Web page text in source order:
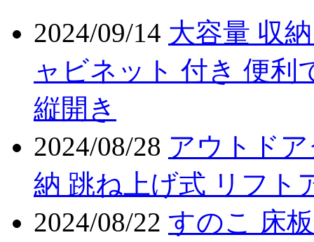
2024/09/14 大容量 収
ャビネット 付き 便利
縦開き
2024/08/28 アウトド
納 跳ね上げ式 リフト
2024/08/22 すのこ 床